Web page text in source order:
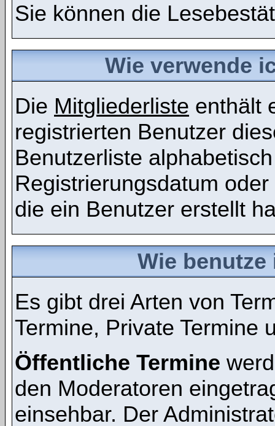
Sie können die
Wie verwende
Die Mitgliederliste enthält
registrierten Benutzer
Benutzerliste
Registrierungsdatum
die ein Benutzer erstellt
Wie
Es gibt drei Arten von
Termine, Private Termine
Öffentliche Termine
den Moderatoren
einsehbar. Der